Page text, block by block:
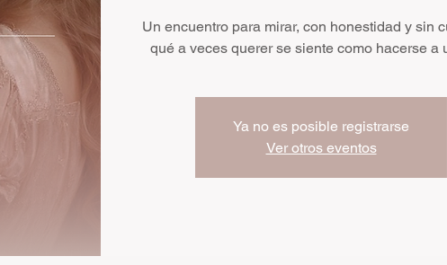
Un encuentro para mirar, con honestidad y sin
qué a veces querer se siente como hacerse a
Ya no es posible registrarse
Ver otros eventos